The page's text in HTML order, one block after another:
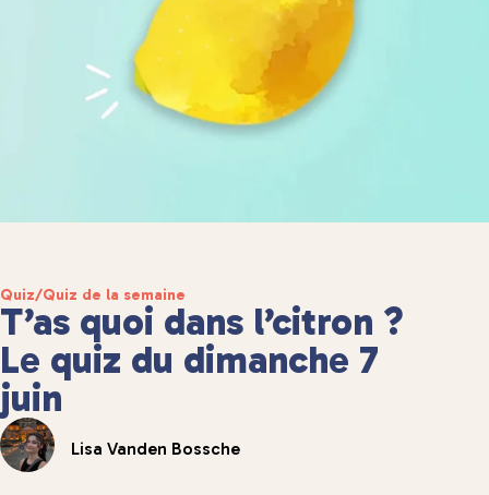
Quiz/Quiz de la semaine
T’as quoi dans l’citron ?
Le quiz du dimanche 7
juin
Lisa Vanden Bossche